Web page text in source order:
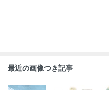
最近の画像つき記事